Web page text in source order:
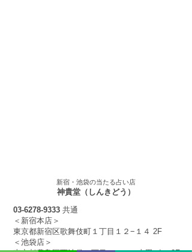
新宿・池袋の当たる占い​店
神貴堂（しんきどう）
03-6278-9333 共通
＜新宿本店＞
東京都新宿区歌舞伎町１丁目１２ −１４ 2F
＜池袋店＞